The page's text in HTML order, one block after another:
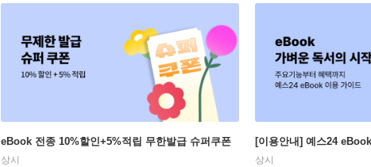
eBook 전종 10%할인+5%적립 무한발급 슈퍼쿠폰
상시
[이용안내] 예스24
상시